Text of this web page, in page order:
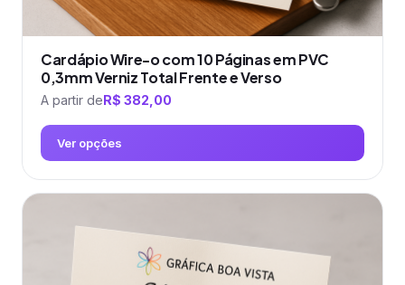
Cardápio Wire-o com 10 Páginas em PVC
0,3mm Verniz Total Frente e Verso
A partir deR$ 382,00
Ver opções
Este
produto